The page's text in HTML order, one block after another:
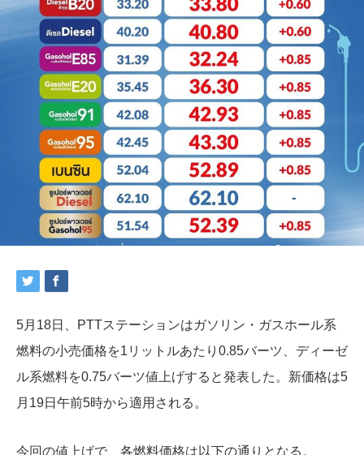
5月18日、PTTステーションはガソリン・ガスホール系
燃料の小売価格を1リットルあたり0.85バーツ、ディーゼ
ル系燃料を0.75バーツ値上げすると発表した。新価格は5
月19日午前5時から適用される。
今回の値上げで、各燃料価格は以下の通りとなる。